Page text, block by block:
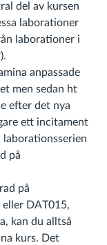
del av kursen
laborationer
laborationer i
).
anpassade
men sedan ht
efter det nya
ett incitament
på
på
eller DAT015,
kan du alltså
kurs. Det